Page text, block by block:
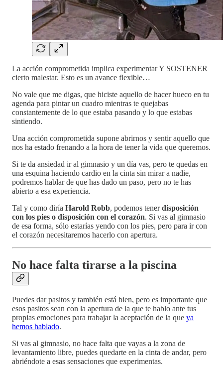
La acción comprometida implica experimentar Y SOSTENER
cierto malestar. Esto es un avance flexible…
No vale que me digas, que hiciste aquello de hacer hueco en tu
agenda para pintar un cuadro mientras te quejabas
constantemente de lo que estaba pasando y lo que estabas
sintiendo.
Una acción comprometida supone abrirnos y sentir aquello que
nos ha estado frenando a la hora de tener la vida que queremos.
Si te da ansiedad ir al gimnasio y un día vas, pero te quedas en
una esquina haciendo cardio en la cinta sin mirar a nadie,
podremos hablar de que has dado un paso, pero no te has
abierto a esa experiencia.
Tal y como diría Harold Robb, podemos tenerdisposición
con los pies o disposición con el corazón. Si vas al gimnasio
de esa forma, sólo estarías yendo con los pies, pero para ir con
el corazón necesitaremos hacerlo con apertura.
No hace falta tirarse a la piscina
Puedes dar pasitos y también está bien, pero es importante que
esos pasitos sean con la apertura de la que te hablo ante tus
propias emociones para trabajar la aceptación de la que ya
hemos hablado.
Si vas al gimnasio, no hace falta que vayas a la zona de
levantamiento libre, puedes quedarte en la cinta de andar, pero
abriéndote a esas sensaciones que experimentas.